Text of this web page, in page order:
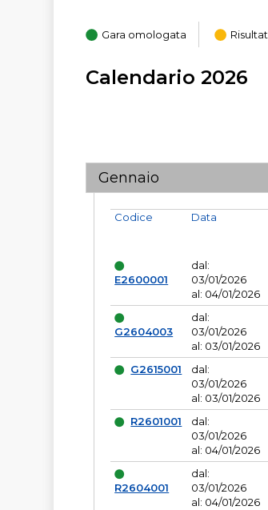
Gara omologata
Calendario 2026
Gennaio
Codice
E2600001
Data
dal:
03/01/2026
al: 04/01/2026
G2604003
dal:
03/01/2026
al: 03/01/2026
G2615001
dal:
03/01/2026
al: 03/01/2026
R2601001
dal:
03/01/2026
al: 04/01/2026
R2604001
dal:
03/01/2026
al: 04/01/2026